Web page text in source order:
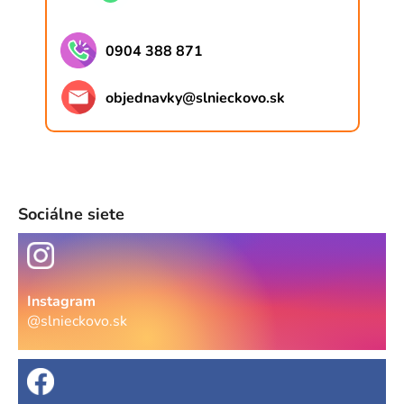
0904 388 871
objednavky@slnieckovo.sk
Sociálne siete
Instagram
@slnieckovo.sk